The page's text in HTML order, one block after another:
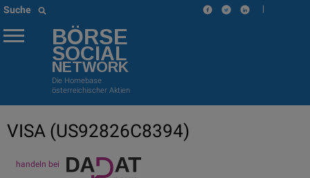
Suche |
BÖRSE
SOCIAL
NETWORK
Die Homebase
österreichischer Aktien
VISA (US92826C8394)
handeln bei